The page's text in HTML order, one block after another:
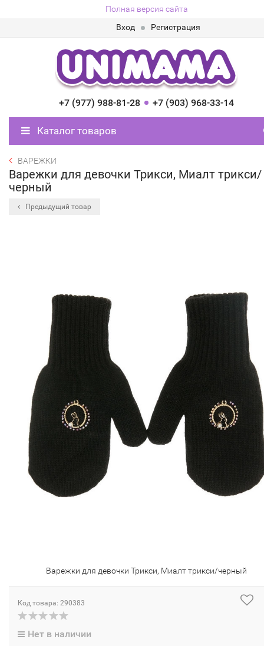
Полная версия сайта
Вход
Регистрация
+7 (977) 988-81-28 +7 (903) 968-33-14
Каталог товаров
ВАРЕЖКИ
Варежки для девочки Трикси, Миалт трикси/
черный
Предыдущий товар
Варежки для девочки Трикси, Миалт трикси/черный
Код товара: 290383
Нет в наличии